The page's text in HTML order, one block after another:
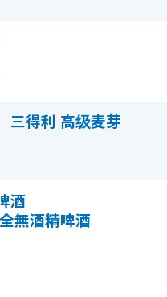
得利 高级麦芽
酒
無酒精啤酒